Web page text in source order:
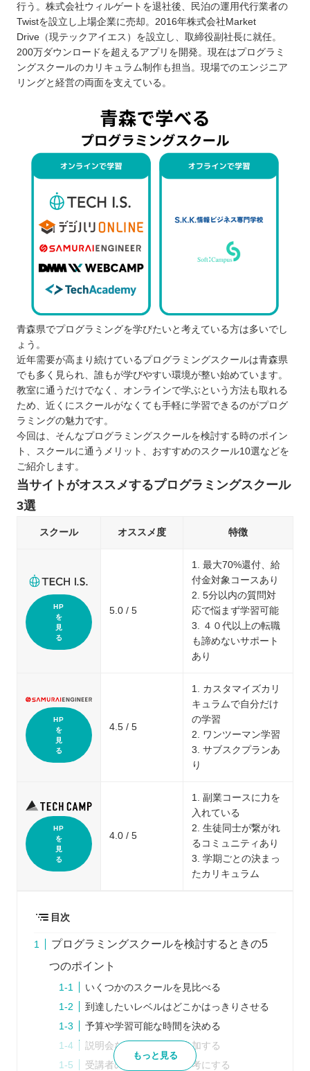
行う。株式会社ウィルゲートを退社後、民泊の運用代行業者の
Twistを設立し上場企業に売却。2016年株式会社Market
Drive（現テックアイエス）を設立し、取締役副社長に就任。
200万ダウンロードを超えるアプリを開発。現在はプログラミ
ングスクールのカリキュラム制作も担当。現場でのエンジニア
リングと経営の両面を支えている。
青森県でプログラミングを学びたいと考えている方は多いでし
ょう。
近年需要が高まり続けているプログラミングスクールは青森県
でも多く見られ、誰もが学びやすい環境が整い始めています。
教室に通うだけでなく、オンラインで学ぶという方法も取れる
ため、近くにスクールがなくても手軽に学習できるのがプログ
ラミングの魅力です。
今回は、そんなプログラミングスクールを検討する時のポイン
ト、スクールに通うメリット、おすすめのスクール10選などを
ご紹介します。
当サイトがオススメするプログラミングスクール
3選
スクール オススメ度 特徴
HP
を
見
る
5.0 / 5
1. 最大70%還付、給
付金対象コースあり
2. 5分以内の質問対
応で悩まず学習可能
3. ４０代以上の転職
も諦めないサポート
あり
HP
を
見
る
4.5 / 5
1. カスタマイズカリ
キュラムで自分だけ
の学習
2. ワンツーマン学習
3. サブスクプランあ
り
HP
を
見
る
4.0 / 5
1. 副業コースに力を
入れている
2. 生徒同士が繋がれ
るコミュニティあり
3. 学期ごとの決まっ
たカリキュラム
目次
プログラミングスクールを検討するときの5
つのポイント
いくつかのスクールを見比べる
到達したいレベルはどこかはっきりさせる
予算や学習可能な時間を決める
説明会などに積極的に参加する
受講者の口コミなどを参考にする
もっと見る